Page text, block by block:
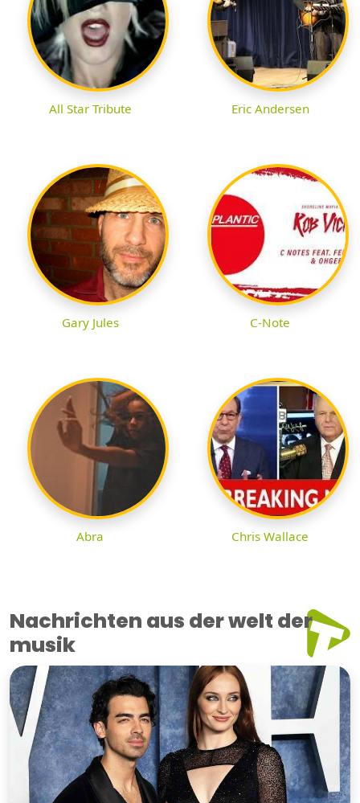
All Star Tribute Eric Andersen
Gary Jules C-Note
Abra Chris Wallace
Nachrichten aus der welt der
musik